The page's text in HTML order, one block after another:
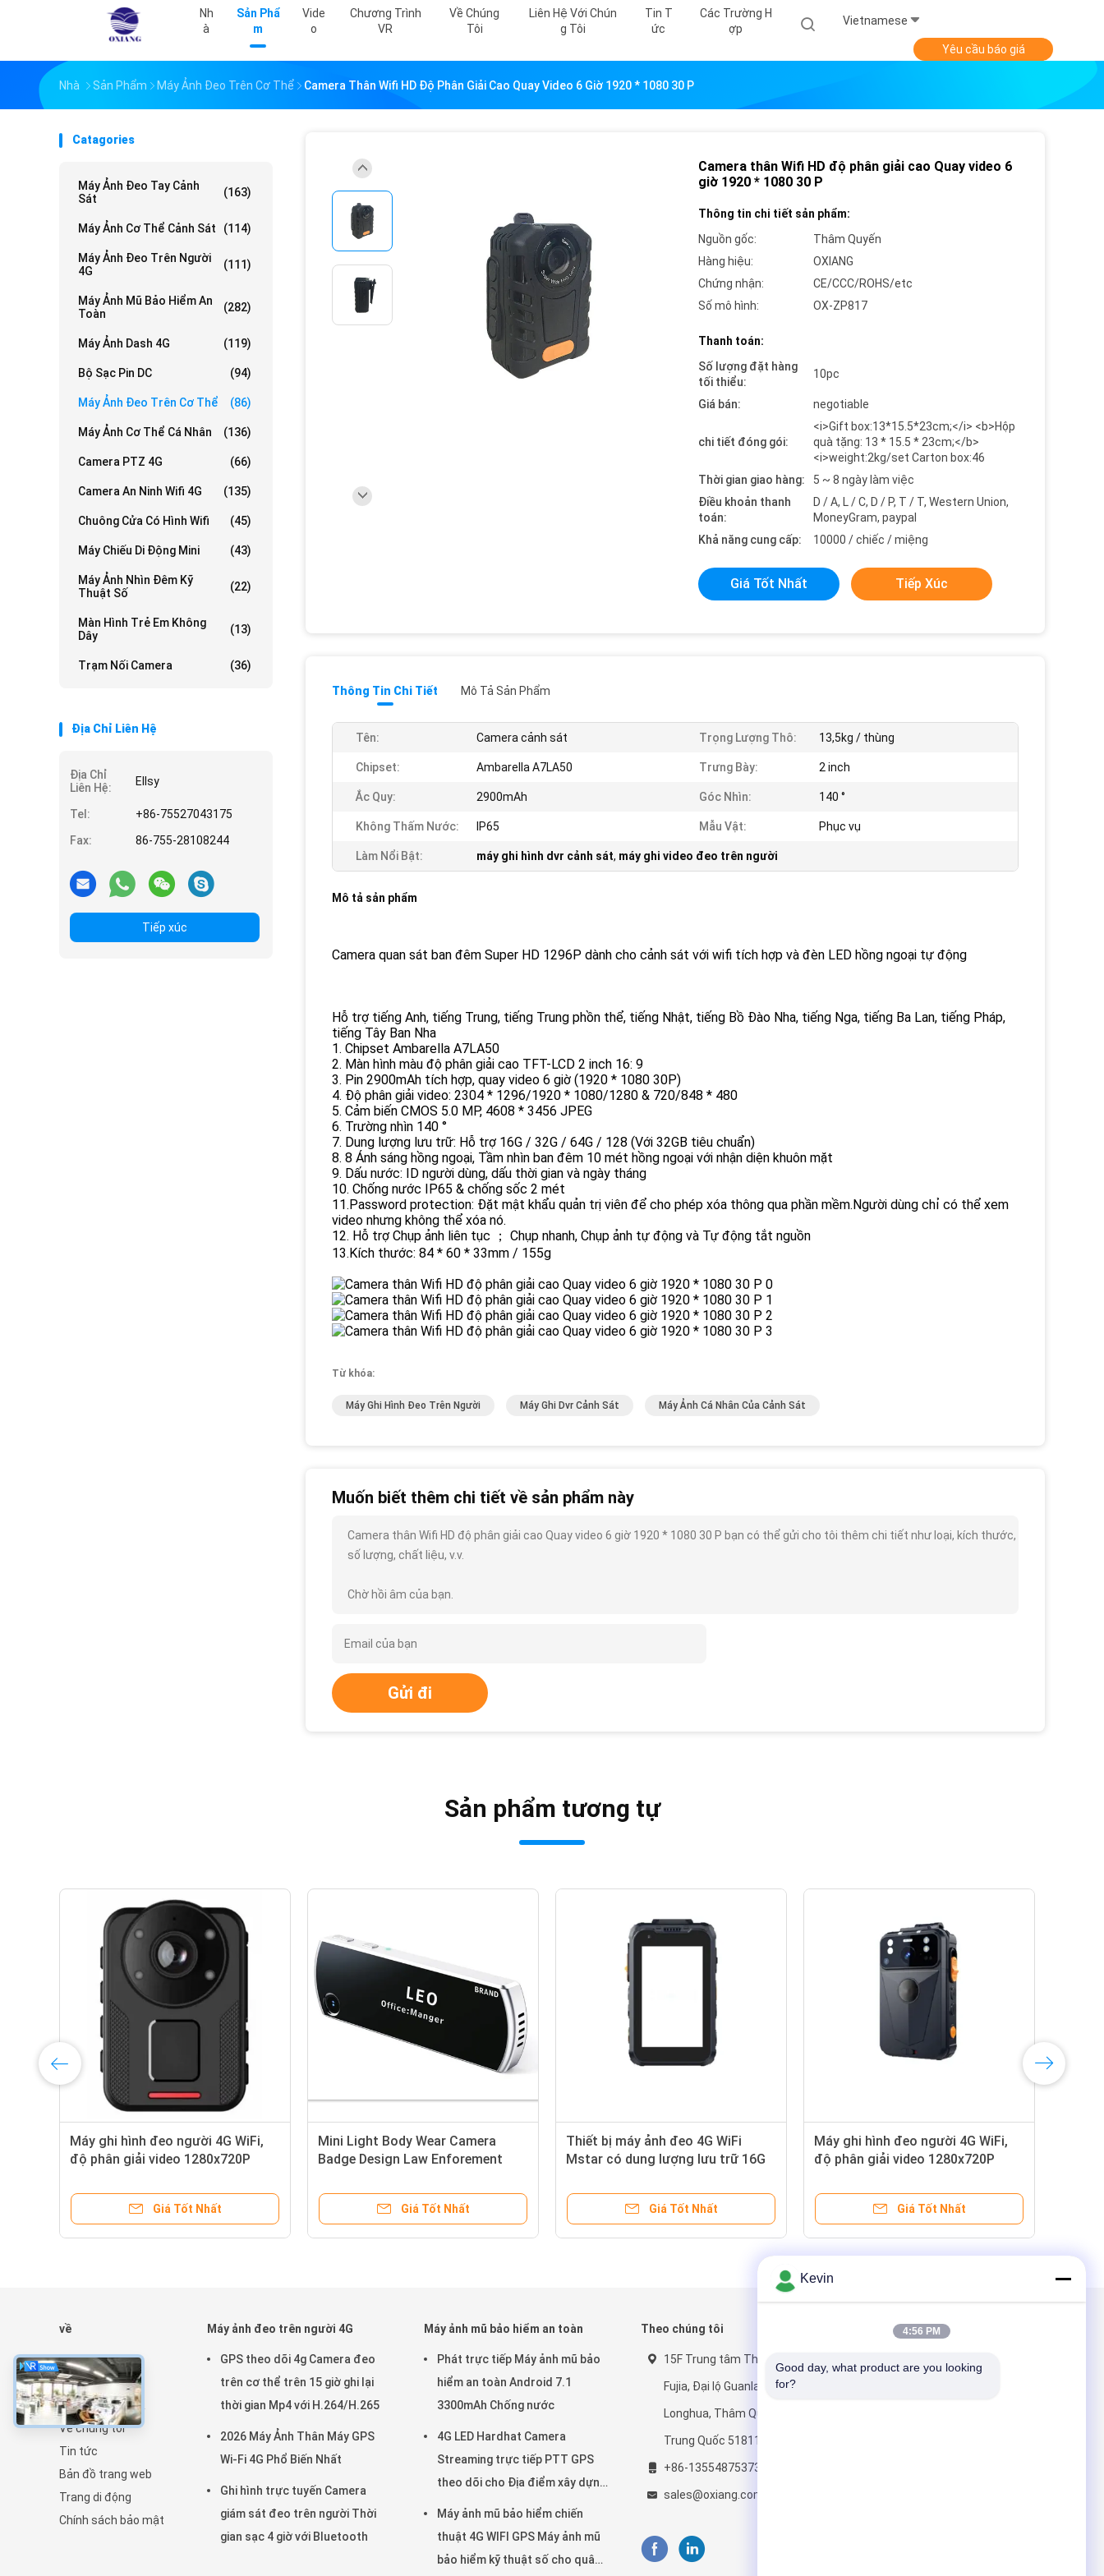
Nh
À
Sản Phẩ
M
Vide
O
Chương Trình
VR
Về Chúng
Tôi
Liên Hệ Với Chún
G Tôi
Tin T
Ức
Các Trường H
Ợp
Vietnamese
Yêu cầu báo giá
Nhà Sản Phẩm Máy Ảnh Đeo Trên Cơ Thể Camera Thân Wifi HD Độ Phân Giải Cao Quay Video 6 Giờ 1920 * 1080 30 P
Catagories
Máy Ảnh Đeo Tay Cảnh
Sát
(163)
Máy Ảnh Cơ Thể Cảnh Sát (114)
Máy Ảnh Đeo Trên Người
4G
(111)
Máy Ảnh Mũ Bảo Hiểm An
Toàn
(282)
Máy Ảnh Dash 4G (119)
Bộ Sạc Pin DC (94)
Máy Ảnh Đeo Trên Cơ Thể (86)
Máy Ảnh Cơ Thể Cá Nhân (136)
Camera PTZ 4G (66)
Camera An Ninh Wifi 4G (135)
Chuông Cửa Có Hình Wifi (45)
Máy Chiếu Di Động Mini (43)
Máy Ảnh Nhìn Đêm Kỹ
Thuật Số
(22)
Màn Hình Trẻ Em Không
Dây
(13)
Trạm Nối Camera (36)
Địa Chỉ Liên Hệ
Địa Chỉ
Liên Hệ:
Ellsy
Tel:
+86-75527043175
Fax:
86-755-28108244
Tiếp xúc
Camera thân Wifi HD độ phân giải cao Quay video 6
giờ 1920 * 1080 30 P
Thông tin chi tiết sản phẩm:
Nguồn gốc:
Thâm Quyến
Hàng hiệu:
OXIANG
Chứng nhận:
CE/CCC/ROHS/etc
Số mô hình:
OX-ZP817
Thanh toán:
Số lượng đặt hàng
tối thiểu:
10pc
Giá bán: negotiable
chi tiết đóng gói:
<i>Gift box:13*15.5*23cm;</i> <b>Hộp
quà tặng: 13 * 15.5 * 23cm;</b>
<i>weight:2kg/set Carton box:46
Thời gian giao hàng:
5 ~ 8 ngày làm việc
Điều khoản thanh
toán:
D / A, L / C, D / P, T / T, Western Union,
MoneyGram, paypal
Khả năng cung cấp:
10000 / chiếc / miệng
Giá Tốt Nhất Tiếp Xúc
Thông Tin Chi Tiết Mô Tả Sản Phẩm
Tên: Camera cảnh sát Trọng Lượng Thô: 13,5kg / thùng
Chipset: Ambarella A7LA50 Trưng Bày: 2 inch
Ắc Quy: 2900mAh Góc Nhìn: 140 °
Không Thấm Nước: IP65 Mẫu Vật: Phục vụ
Làm Nổi Bật: máy ghi hình dvr cảnh sát, máy ghi video đeo trên người
Mô tả sản phẩm
Camera quan sát ban đêm Super HD 1296P dành cho cảnh sát với wifi tích hợp và đèn LED hồng ngoại tự động
Hỗ trợ tiếng Anh, tiếng Trung, tiếng Trung phồn thể, tiếng Nhật, tiếng Bồ Đào Nha, tiếng Nga, tiếng Ba Lan, tiếng Pháp,
tiếng Tây Ban Nha
1. Chipset Ambarella A7LA50
2. Màn hình màu độ phân giải cao TFT-LCD 2 inch 16: 9
3. Pin 2900mAh tích hợp, quay video 6 giờ (1920 * 1080 30P)
4. Độ phân giải video: 2304 * 1296/1920 * 1080/1280 & 720/848 * 480
5. Cảm biến CMOS 5.0 MP, 4608 * 3456 JPEG
6. Trường nhìn 140 °
7. Dung lượng lưu trữ: Hỗ trợ 16G / 32G / 64G / 128 (Với 32GB tiêu chuẩn)
8. 8 Ánh sáng hồng ngoại, Tầm nhìn ban đêm 10 mét hồng ngoại với nhận diện khuôn mặt
9. Dấu nước: ID người dùng, dấu thời gian và ngày tháng
10. Chống nước IP65 & chống sốc 2 mét
11.Password protection: Đặt mật khẩu quản trị viên để cho phép xóa thông qua phần mềm.Người dùng chỉ có thể xem
video nhưng không thể xóa nó.
12. Hỗ trợ Chụp ảnh liên tục ； Chụp nhanh, Chụp ảnh tự động và Tự động tắt nguồn
13.Kích thước: 84 * 60 * 33mm / 155g
Từ khóa:
Máy Ghi Hình Đeo Trên Người Máy Ghi Dvr Cảnh Sát Máy Ảnh Cá Nhân Của Cảnh Sát
Muốn biết thêm chi tiết về sản phẩm này
Camera thân Wifi HD độ phân giải cao Quay video 6 giờ 1920 * 1080 30 P bạn có thể gửi cho tôi thêm chi tiết như loại, kích thước,
số lượng, chất liệu, v.v.
Chờ hồi âm của bạn.
Gửi đi
Sản phẩm tương tự
Máy ghi hình đeo người 4G WiFi,
độ phân giải video 1280x720P
động từ âm 20 đến dương 60 độ C
Giá Tốt Nhất
Mini Light Body Wear Camera
Badge Design Law Enforement
Giá Tốt Nhất
Thiết bị máy ảnh đeo 4G WiFi
Mstar có dung lượng lưu trữ 16G
hợp cho các nhiệm vụ kiểm tra
Giá Tốt Nhất
Máy ghi hình đeo người 4G WiFi,
độ phân giải video 1280x720P
động từ âm 20 đến dương 60 độ C
Giá Tốt Nhất
về
Nhà
Sản phẩm
Chương trình VR
Về chúng tôi
Tin tức
Bản đồ trang web
Trang di động
Chính sách bảo mật
Máy ảnh đeo trên người 4G
GPS theo dõi 4g Camera đeo
trên cơ thể trên 15 giờ ghi lại
thời gian Mp4 với H.264/H.265
2026 Máy Ảnh Thân Máy GPS
Wi-Fi 4G Phổ Biến Nhất
Ghi hình trực tuyến Camera
giám sát đeo trên người Thời
gian sạc 4 giờ với Bluetooth
Máy ảnh mũ bảo hiểm an toàn
Phát trực tiếp Máy ảnh mũ bảo
hiểm an toàn Android 7.1
3300mAh Chống nước
4G LED Hardhat Camera
Streaming trực tiếp PTT GPS
theo dõi cho Địa điểm xây dựng
mỏ đường sắt
Máy ảnh mũ bảo hiểm chiến
thuật 4G WIFI GPS Máy ảnh mũ
bảo hiểm kỹ thuật số cho quân
Theo chúng tôi
15F Trung tâm Thương mại
Fujia, Đại lộ Guanlan, Quận
Longhua, Thâm Quyến,
Trung Quốc 518110
+86-13554875373
sales@oxiang.com.cn
Gửi thư cho chúng tôi
Kevin
4:56 PM
Good day, what product are you looking
for?